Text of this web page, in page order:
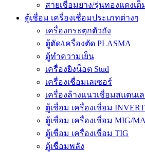
สายเชื่อมยาง/รุ่นทองแดงเต็
ตู้เชื่อม เครื่องเชื่อมประเภทต่างๆ
เครื่องกระตุกตัวถัง
ตู้ตัด/เครื่องตัด PLASMA
ตู้ทำความเย็น
เครื่องยิงน็อต Stud
เครื่องเชื่อมเลเซอร์
เครื่องล้างแนวเชื่อมสแตนเ
ตู้เชื่อม เครื่องเชื่อม
ตู้เชื่อม เครื่องเชื่อม MIG/
ตู้เชื่อม เครื่องเชื่อม TIG
ตู้เชื่อมพลัง